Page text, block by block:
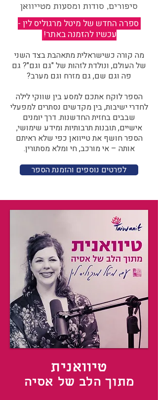
סיפורים, סודות ומסעות מטייוואן
ספרה החדש של מיטל מרגוליס לין -
עכשיו להזמנה באתר!
מה קורה כשישראלית מתאהבת בצד השני
של העולם, ונולדת לזהות של "גם וגם"? גם
פה וגם שם, גם מזרח וגם מערב?​​
הספר לוקח אתכם למסע בין שווקי לילה
לחדרי ישיבות, בין מקדשים נסתרים למפעלי
שבבים בחזית החדשנות. דרך יומנים
אישיים, תובנות תרבותיות ומידע שימושי,
הספר חושף את טייוואן כפי שלא ראיתם
אותה – אי מורכב, חי ומלא מסתורין.
לפרטים נוספים והזמנת הספר
טיוואנית
מתוך הלב של אסיה